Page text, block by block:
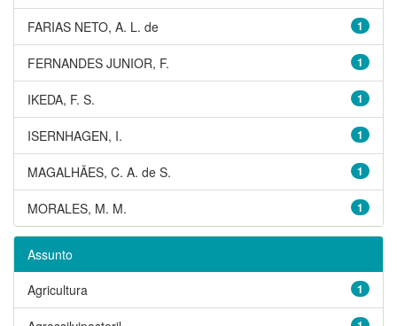
1
FARIAS NETO, A. L. de
1
FERNANDES JUNIOR, F.
1
IKEDA, F. S.
1
ISERNHAGEN, I.
1
MAGALHÃES, C. A. de S.
1
MORALES, M. M.
Assunto
1
Agricultura